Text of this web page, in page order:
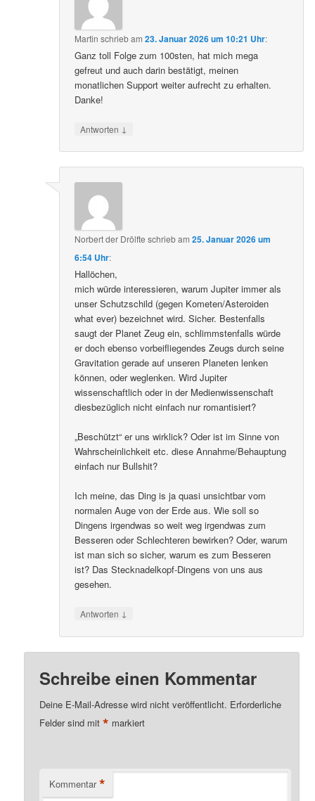
Martin schriebam23. Januar 2026 um 10:21 Uhr:
Ganz toll Folge zum 100sten, hat mich mega
gefreut und auch darin bestätigt, meinen
monatlichen Support weiter aufrecht zu erhalten.
Danke!
Antworten ↓
Norbert der Drölfte schriebam25. Januar 2026 um
6:54 Uhr:
Hallöchen,
mich würde interessieren, warum Jupiter immer als
unser Schutzschild (gegen Kometen/Asteroiden
what ever) bezeichnet wird. Sicher. Bestenfalls
saugt der Planet Zeug ein, schlimmstenfalls würde
er doch ebenso vorbeifliegendes Zeugs durch seine
Gravitation gerade auf unseren Planeten lenken
können, oder weglenken. Wird Jupiter
wissenschaftlich oder in der Medienwissenschaft
diesbezüglich nicht einfach nur romantisiert?
„Beschützt“ er uns wirklick? Oder ist im Sinne von
Wahrscheinlichkeit etc. diese Annahme/Behauptung
einfach nur Bullshit?
Ich meine, das Ding is ja quasi unsichtbar vom
normalen Auge von der Erde aus. Wie soll so
Dingens irgendwas so weit weg irgendwas zum
Besseren oder Schlechteren bewirken? Oder, warum
ist man sich so sicher, warum es zum Besseren
ist? Das Stecknadelkopf-Dingens von uns aus
gesehen.
Antworten ↓
Schreibe einen Kommentar
Deine E-Mail-Adresse wird nicht veröffentlicht. Erforderliche
Felder sind mit* markiert
Kommentar *